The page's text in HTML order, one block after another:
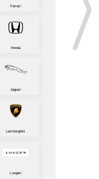
Ferrari
Honda
Jaguar
Lamborghini
Luxgen